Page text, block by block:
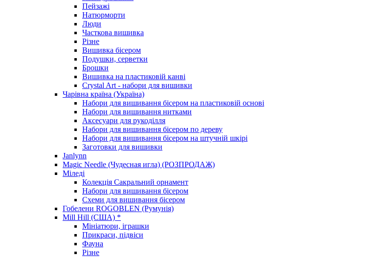
Пейзажі
Натюрморти
Люди
Часткова вишивка
Різне
Вишивка бісером
Подушки, серветки
Брошки
Вишивка на пластиковій канві
Crystal Art - набори для вишивки
Чарівна країна (Україна)
Набори для вишивання бісером на пластиковій основі
Набори для вишивання нитками
Аксесуари для рукоділля
Набори для вишивання бісером по дереву
Набори для вишивання бісером на штучній шкірі
Заготовки для вишивки
Janlynn
Magic Needle (Чудесная игла) (РОЗПРОДАЖ)
Міледі
Колекція Сакральний орнамент
Набори для вишивання бісером
Схеми для вишивання бісером
Гобелени ROGOBLEN (Румунія)
Mill Hill (США) *
Мініатюри, іграшки
Прикраси, підвіси
Фауна
Різне